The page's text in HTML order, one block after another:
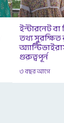
ইন্টারনেট
তথ্য সুরক্ষিত
গুরুত্বপূর্ন
৩ বছর আগে